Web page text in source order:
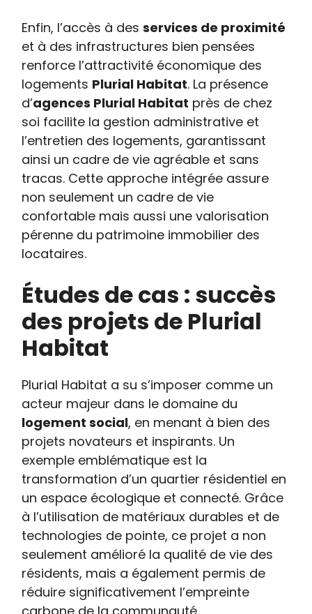
Enfin, l’accès à desservices de proximité
et à des infrastructures bien pensées
renforce l’attractivité économique des
logements Plurial Habitat. La présence
d’agences Plurial Habitat près de chez
soi facilite la gestion administrative et
l’entretien des logements, garantissant
ainsi un cadre de vie agréable et sans
tracas. Cette approche intégrée assure
non seulement un cadre de vie
confortable mais aussi une valorisation
pérenne du patrimoine immobilier des
locataires.
Études de cas : succès
des projets de Plurial
Habitat
Plurial Habitat a su s’imposer comme un
acteur majeur dans le domaine du
logement social, en menant à bien des
projets novateurs et inspirants. Un
exemple emblématique est la
transformation d’un quartier résidentiel en
un espace écologique et connecté. Grâce
à l’utilisation de matériaux durables et de
technologies de pointe, ce projet a non
seulement amélioré la qualité de vie des
résidents, mais a également permis de
réduire significativement l’empreinte